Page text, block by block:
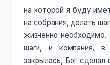
на которой я буду
на собрания, делать
жизненно
шаги, и компания, в
закрылась, Бог сделал